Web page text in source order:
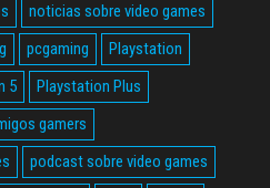
noticias sobre video games
pcgaming
Playstation
5
Playstation Plus
gamers
podcast sobre video games